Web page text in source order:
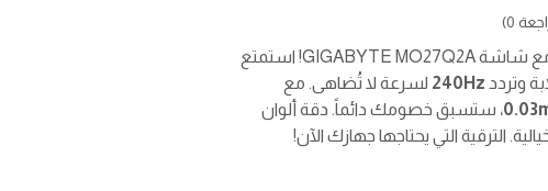
0)
غيّر قواعد اللعب مع شاشة GIGABYTE MO27Q2A! استمتع
وتردد 240Hz لسرعة لا تُضاهى. مع
، ستسبق خصومك دائماً. دقة ألوان
الترقية التي يحتاجها جهازك الآن!